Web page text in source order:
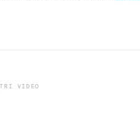
VIDEO
condiviso da marcofama